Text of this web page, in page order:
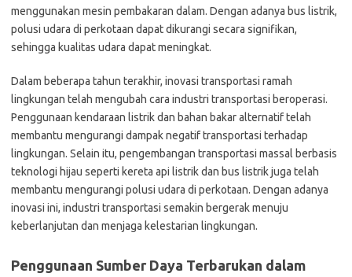
menggunakan mesin pembakaran dalam. Dengan adanya bus listrik,
polusi udara di perkotaan dapat dikurangi secara signifikan,
sehingga kualitas udara dapat meningkat.
Dalam beberapa tahun terakhir, inovasi transportasi ramah
lingkungan telah mengubah cara industri transportasi beroperasi.
Penggunaan kendaraan listrik dan bahan bakar alternatif telah
membantu mengurangi dampak negatif transportasi terhadap
lingkungan. Selain itu, pengembangan transportasi massal berbasis
teknologi hijau seperti kereta api listrik dan bus listrik juga telah
membantu mengurangi polusi udara di perkotaan. Dengan adanya
inovasi ini, industri transportasi semakin bergerak menuju
keberlanjutan dan menjaga kelestarian lingkungan.
Penggunaan Sumber Daya Terbarukan dalam